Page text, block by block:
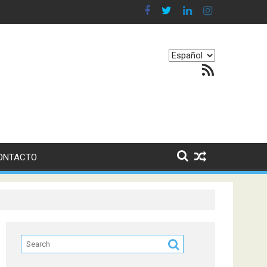
nuestro equilibrio emocional
Elegir
Feed RSS